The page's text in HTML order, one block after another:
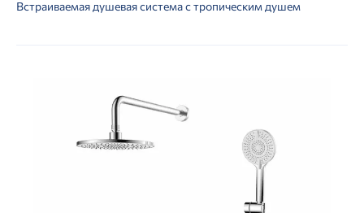
Встраиваемая душевая система с тропическим душем